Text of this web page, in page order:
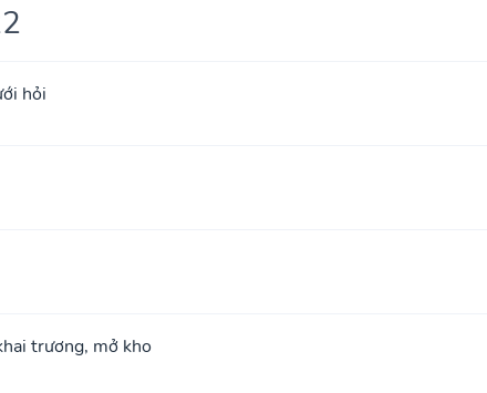
hỏi
trương, mở kho